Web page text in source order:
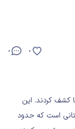
0 0
کشف کردند. این
است که حدود